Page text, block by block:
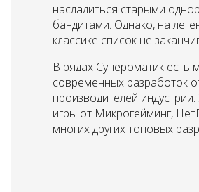
насладиться старыми
бандитами. Однако, на
классике список не
В рядах Супероматик есть
современных разработок
производителей индустрии.
игры от Микрогейминг,
многих других топовых